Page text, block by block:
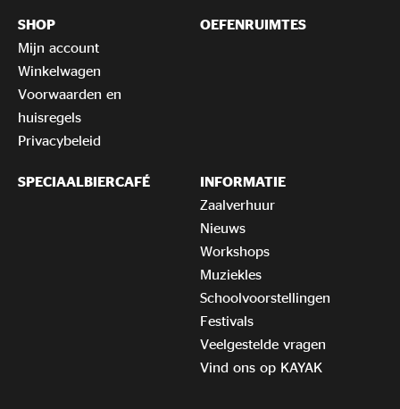
SHOP
Mijn account
Winkelwagen
Voorwaarden en
huisregels
Privacybeleid
OEFENRUIMTES
SPECIAALBIERCAFÉ
INFORMATIE
Zaalverhuur
Nieuws
Workshops
Muziekles
Schoolvoorstellingen
Festivals
Veelgestelde vragen
Vind ons op KAYAK